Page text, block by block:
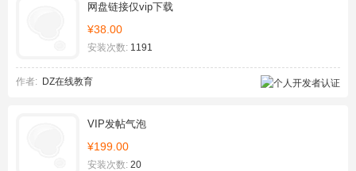
网盘链接仅vip下载
¥38.00
安装次数: 1191
作者: DZ在线教育
VIP发帖气泡
¥199.00
安装次数: 20